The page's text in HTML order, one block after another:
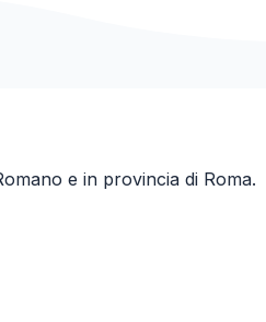
e in provincia di Roma.